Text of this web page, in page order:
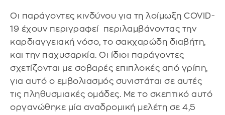
Οι παράγοντες κινδύνου για τη λοίμωξη COVID-
19 έχουν περιγραφεί περιλαμβάνοντας την
καρδιαγγειακή νόσο, το σακχαρώδη διαβήτη,
και την παχυσαρκία. Οι ίδιοι παράγοντες
σχετίζονται με σοβαρές επιπλοκές από γρίπη,
για αυτό ο εμβολιασμός συνιστάται σε αυτές
τις πληθυσμιακές ομάδες. Με το σκεπτικό αυτό
οργανώθηκε μία αναδρομική μελέτη σε 4,5